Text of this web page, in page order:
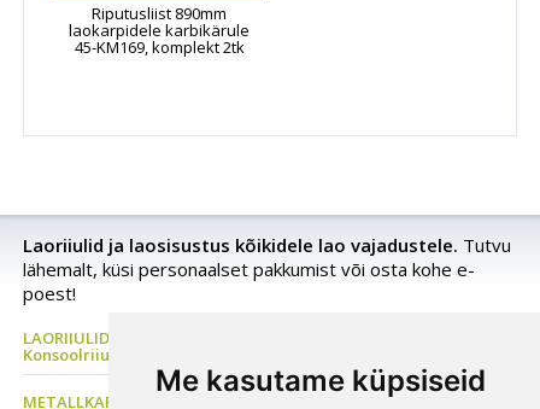
Me kasutame küpsiseid
Riputusliist 890mm
laokarpidele karbikärule
45-KM169, komplekt 2tk
Laoriiulid ja laosisustus kõikidele lao vajadustele. Tutvu
lähemalt, küsi personaalset pakkumist või osta kohe e-
poest!
LAORIIULID Metallriiul, Kaubaaluste riiul, Rehviriiul,
Konsoolriiul, Korrusladu
METALLKAPP Metallist Riidekapp, Kontorikapp,